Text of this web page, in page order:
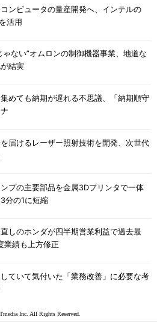
ンピュータの量産開発へ、インテルの
活用
ゃない”オムロンの制御機器事業、地道な
結実
めても納期が遅れる不思議、「納期順守
届けるレーザー照射技術を開発、次世代
プの主要部品を金属3Dプリンタで一体
分の1に短縮
しのホンダが四半期営業利益で過去最
業績も上方修正
ていて気付いた「業務改善」に必要な考
Inc. All Rights Reserved.